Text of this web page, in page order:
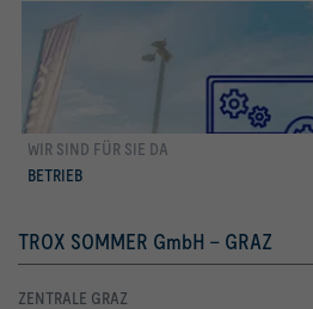
WIR SIND FÜR SIE DA
BETRIEB
Betrieb
TROX SOMMER GmbH - GRAZ
ZENTRALE GRAZ